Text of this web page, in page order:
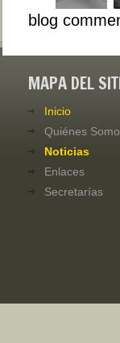
blog
MAPA DEL
Inicio
Quiénes
Noticias
Enlaces
Secretarías